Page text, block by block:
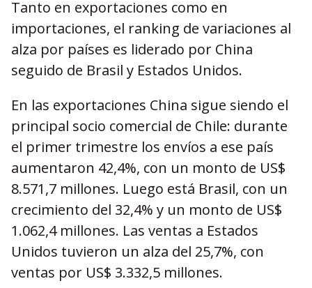
Tanto en exportaciones como en
importaciones, el ranking de variaciones al
alza por países es liderado por China
seguido de Brasil y Estados Unidos.
En las exportaciones China sigue siendo el
principal socio comercial de Chile: durante
el primer trimestre los envíos a ese país
aumentaron 42,4%, con un monto de US$
8.571,7 millones. Luego está Brasil, con un
crecimiento del 32,4% y un monto de US$
1.062,4 millones. Las ventas a Estados
Unidos tuvieron un alza del 25,7%, con
ventas por US$ 3.332,5 millones.